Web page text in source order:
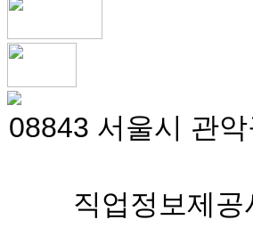
08843 서울시 관
직업정보제